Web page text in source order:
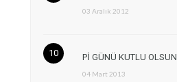
03 Aralık 2012
Pİ GÜNÜ KUTLU OLSUN
04 Mart 2013